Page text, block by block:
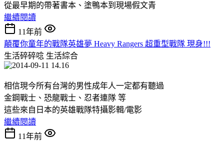
從最早期的帶著書本、塗鴨本到現場假文青
繼續閱讀
11年前
顛覆你童年的戰隊英雄夢 Heavy Rangers 超重型戰隊 現身!!!
生活碎碎唸 生活綜合
相信現今所有台灣的男性成年人一定都有聽過
金鋼戰士、恐龍戰士、忍者連隊 等
這些來自日本的英雄戰隊特攝影輯/電影
繼續閱讀
11年前